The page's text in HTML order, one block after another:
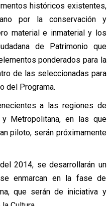
históricos existentes,
por la conservación y
material e inmaterial y los
de Patrimonio que
ponderados para la
de las seleccionadas para
del Programa.
a las regiones de
y Metropolitana, en las que
piloto, serán próximamente
2014, se desarrollarán un
enmarcan en la fase de
que serán de iniciativa y